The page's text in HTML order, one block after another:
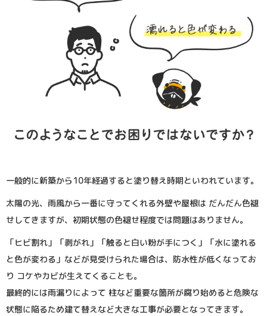
一般的に新築から10年経過すると塗り替え時期といわれています。
太陽の光、雨風から一番に守ってくれる外壁や屋根は だんだん色褪
せしてきますが、初期状態の色褪せ程度では問題はありません。
「ヒビ割れ」「剥がれ」「触ると白い粉が手につく」「水に塗れる
と色が変わる」などが見受けられた場合は、防水性が低くなってお
り コケやカビが生えてくることも。
最終的には雨漏りによって 柱など重要な箇所が腐り始めると危険な
状態に陥るため建て替えなど大きな工事が必要となってきます。